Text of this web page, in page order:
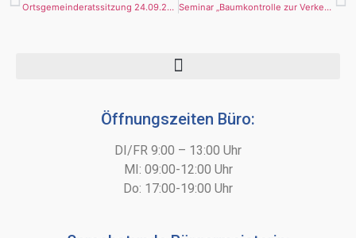
Ortsgemeinderatssitzung 24.09.2025 Seminar „Baumkontrolle zur Verkehrssicherheit“ in Saffig
Öffnungszeiten Büro:
DI/FR 9:00 – 13:00 Uhr
MI: 09:00-12:00 Uhr
Do: 17:00-19:00 Uhr